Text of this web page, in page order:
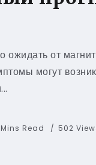
ожидать от
могут
Read 502